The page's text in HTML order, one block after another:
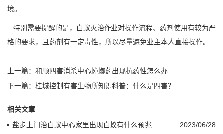
境。
特别需要提醒的是，白蚁灭治作业对操作流程、药剂使用有较为严
格的要求，且药剂有一定毒性，所以尽量避免业主本人直接操作。
上一篇： 和顺四害消杀中心蟑螂药出现抗药性怎么办
下一篇： 桂城控制有害生物所知识科普：什么是四害？
相关文章
2023/06/28
盐步上门治白蚁中心家里出现白蚁有什么预兆